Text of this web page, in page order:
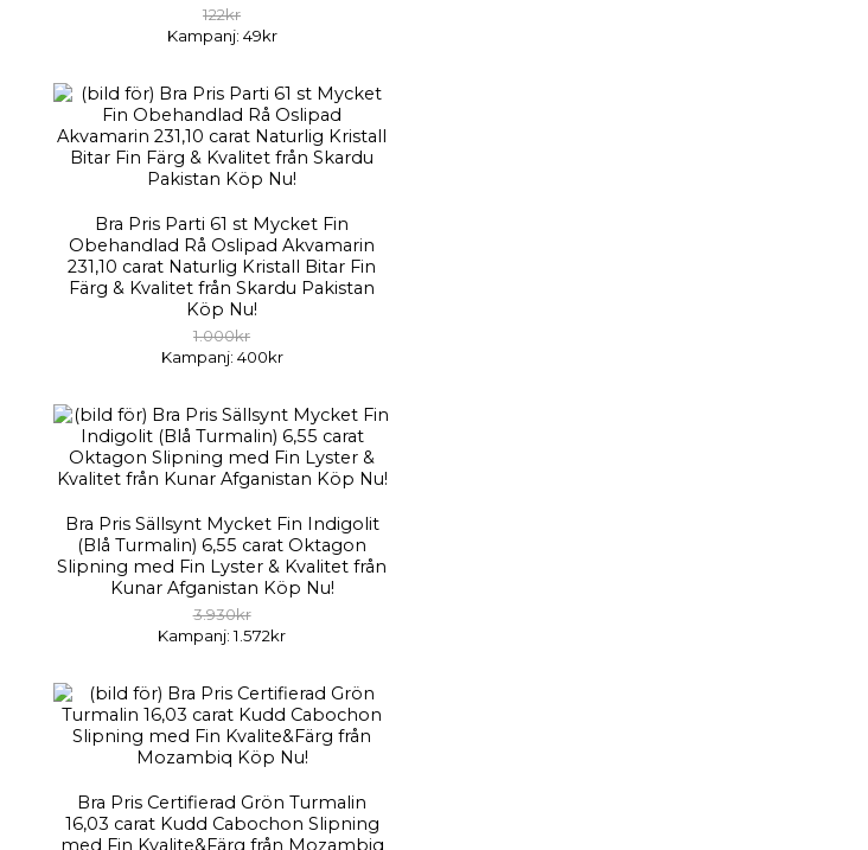
122kr
Kampanj: 49kr
Bra Pris Parti 61 st Mycket Fin
Obehandlad Rå Oslipad Akvamarin
231,10 carat Naturlig Kristall Bitar Fin
Färg & Kvalitet från Skardu Pakistan
Köp Nu!
1.000kr
Kampanj: 400kr
Bra Pris Sällsynt Mycket Fin Indigolit
(Blå Turmalin) 6,55 carat Oktagon
Slipning med Fin Lyster & Kvalitet från
Kunar Afganistan Köp Nu!
3.930kr
Kampanj: 1.572kr
Bra Pris Certifierad Grön Turmalin
16,03 carat Kudd Cabochon Slipning
med Fin Kvalite&Färg från Mozambiq